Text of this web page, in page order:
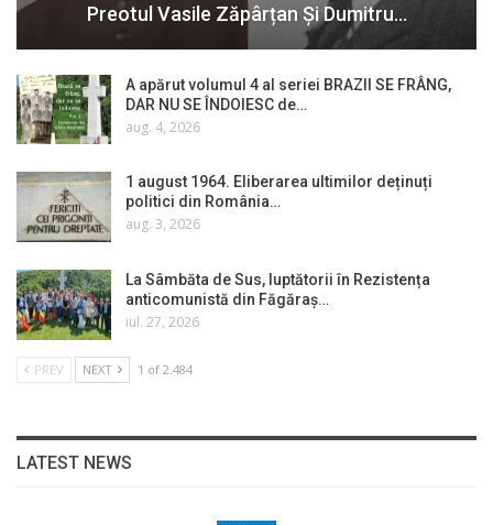
Preotul Vasile Zăpârțan Și Dumitru…
A apărut volumul 4 al seriei BRAZII SE FRÂNG,
DAR NU SE ÎNDOIESC de…
aug. 4, 2026
1 august 1964. Eliberarea ultimilor deținuți
politici din România…
aug. 3, 2026
La Sâmbăta de Sus, luptătorii în Rezistența
anticomunistă din Făgăraș…
iul. 27, 2026
PREV NEXT 1 of 2.484
LATEST NEWS